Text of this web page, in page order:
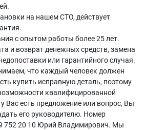
на нашем СТО, действует
с опытом работы более 25 лет.
и возврат денежных средств, замена
или гарантийного случая.
что каждый человек должен
купить исправную деталь, поэтому
квалифицированной
Вас есть предложение или вопрос, Вы
его руководителю. Номер
752 20 10 Юрий Владимирович. Мы